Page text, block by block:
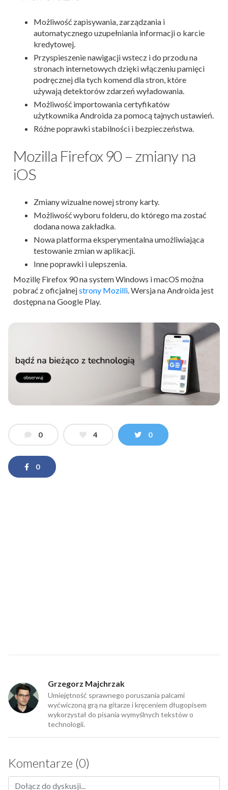
Możliwość zapisywania, zarządzania i
automatycznego uzupełniania informacji o karcie
kredytowej.
Przyspieszenie nawigacji wstecz i do przodu na
stronach internetowych dzięki włączeniu pamięci
podręcznej dla tych komend dla stron, które
używają detektorów zdarzeń wyładowania.
Możliwość importowania certyfikatów
użytkownika Androida za pomocą tajnych ustawień.
Różne poprawki stabilności i bezpieczeństwa.
Mozilla Firefox 90 – zmiany na
iOS
Zmiany wizualne nowej strony karty.
Możliwość wyboru folderu, do którego ma zostać
dodana nowa zakładka.
Nowa platforma eksperymentalna umożliwiająca
testowanie zmian w aplikacji.
Inne poprawki i ulepszenia.
Mozillę Firefox 90 na system Windows i macOS można
pobrać z oficjalnejstrony Mozilli. Wersja na Androida jest
dostępna na Google Play.
0 4 0
0
Grzegorz Majchrzak
Umiejętność sprawnego poruszania palcami
wyćwiczoną grą na gitarze i kręceniem długopisem
wykorzystał do pisania wymyślnych tekstów o
technologii.
Komentarze (0)